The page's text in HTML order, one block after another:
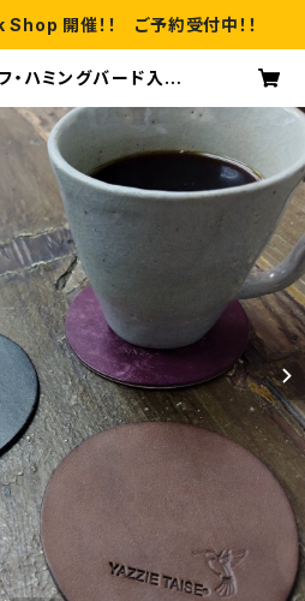
開催！！ ご予約受付中！！
・ハミングバード入
社製・Mayaレ
品 | YAZZIE TAI
ヤジーテイス